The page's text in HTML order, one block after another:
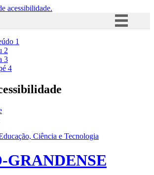
acessibilidade.
Acesso à informação
1
2
3
4
Ciência e Tecnologia
GRANDENSE